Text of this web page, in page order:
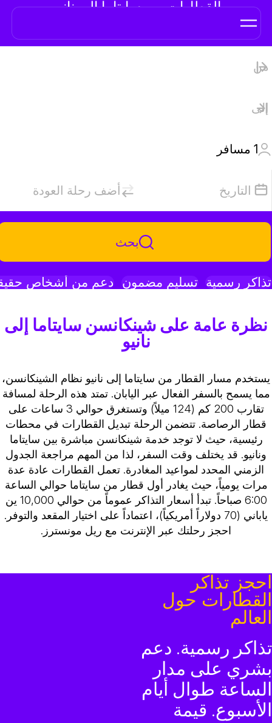
القطارات من سايتاما إلى نانيو
1 مسافر
التاريخ أضف رحلة العودة
بحث
تذاكر رسمية تسليم مضمون دعم من أشخاص
نظرة عامة على شينكانسن سايتاما إلى
نانيو
يستخدم مسار القطار من سايتاما إلى نانيو نظام الشينكانسن،
مما يسمح بالسفر الفعال عبر اليابان. تمتد هذه الرحلة لمسافة
تقارب 200 كم (124 ميلاً) وتستغرق حوالي 3 ساعات على
قطار الرصاصة. تتضمن الرحلة تبديل القطارات في محطات
رئيسية، حيث لا توجد خدمة شينكانسن مباشرة بين سايتاما
ونانيو. قد يختلف وقت السفر، لذا من المهم مراجعة الجدول
الزمني المحدد لمواعيد المغادرة. تعمل القطارات عادة عدة
مرات يومياً، حيث يغادر أول قطار من سايتاما حوالي الساعة
6:00 صباحاً. تبدأ أسعار التذاكر عموماً من حوالي 10,000 ين
ياباني (70 دولاراً أمريكياً)، اعتماداً على اختيار المقعد والتوفر.
احجز رحلتك عبر الإنترنت مع ريل مونسترز.
تذاكر
حول
رسمية. دعم
على مدار
طوال أيام
قيمة